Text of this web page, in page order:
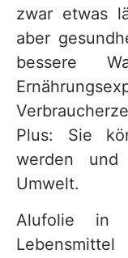
zwar etwas
aber
bessere
Plus: Sie
werden
Umwelt.
Alufolie in